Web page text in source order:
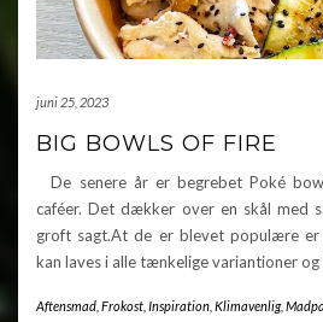
juni 25, 2023
BIG BOWLS OF FIRE
De senere år er begrebet Poké
caféer. Det dækker over en skål med
groft sagt.At de er blevet populære
kan laves i alle tænkelige variantioner
Aftensmad Frokost Inspiration Klimavenlig,